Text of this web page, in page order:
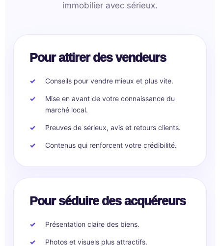
immobilier avec sérieux.
Pour attirer des vendeurs
Conseils pour vendre mieux et plus vite.
Mise en avant de votre connaissance du
marché local.
Preuves de sérieux, avis et retours clients.
Contenus qui renforcent votre crédibilité.
Pour séduire des acquéreurs
Présentation claire des biens.
Photos et visuels plus attractifs.